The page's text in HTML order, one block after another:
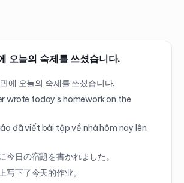
오늘의 숙제를 쓰셨습니다.
에 오늘의 숙제를 쓰셨습니다.
wrote today's homework on the
đã viết bài tập về nhà hôm nay lên
今日の宿題を書かれました。
写下了今天的作业。